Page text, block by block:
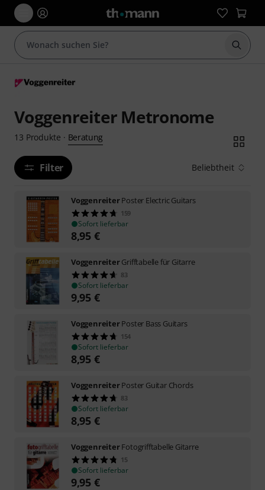
Suche
Voggenreiter Metronome
13 Produkte · Beratung
Filter Beliebtheit
VoggenreiterPoster Electric Guitars
159
Sofort lieferbar
8,95 €
VoggenreiterGrifftabelle für Gitarre
83
Sofort lieferbar
9,95 €
VoggenreiterPoster Bass Guitars
154
Sofort lieferbar
8,95 €
VoggenreiterPoster Guitar Chords
83
Sofort lieferbar
8,95 €
VoggenreiterFotogrifftabelle Gitarre
15
Sofort lieferbar
9,95 €